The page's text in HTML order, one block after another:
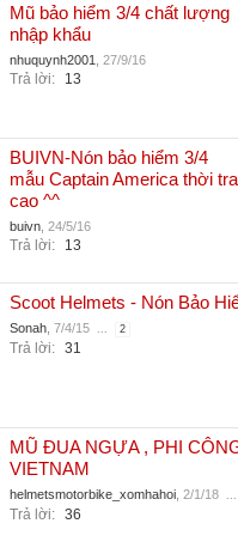
Mũ bảo hiểm 3/4 chất lượng
nhập khẩu
nhuquynh2001 27/9/16
Trả lời: 13
BUIVN-Nón bảo hiểm 3/4
mẫu Captain America thời
cao ^^
buivn 24/5/16
Trả lời: 13
Scoot Helmets - Nón Bảo
Sonah 7/4/15 ... 2
Trả lời: 31
MŨ ĐUA NGỰA , PHI
VIETNAM
helmetsmotorbike_xomhahoi 2/1/18 ...
Trả lời: 36